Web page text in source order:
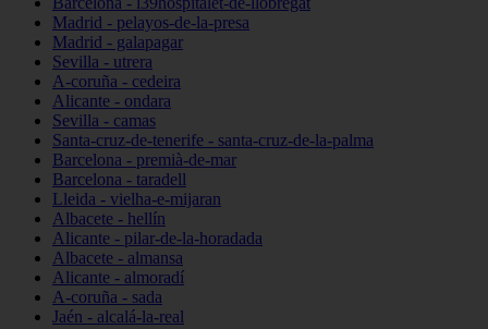
Madrid - pelayos-de-la-presa
Madrid - galapagar
Sevilla - utrera
A-coruña - cedeira
Alicante - ondara
Sevilla - camas
Santa-cruz-de-tenerife - santa-cruz-de-la-palma
Barcelona - premià-de-mar
Barcelona - taradell
Lleida - vielha-e-mijaran
Albacete - hellín
Alicante - pilar-de-la-horadada
Albacete - almansa
Alicante - almoradí
A-coruña - sada
Jaén - alcalá-la-real